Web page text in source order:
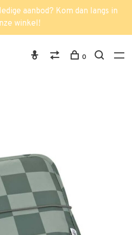
aanbod? Kom dan langs in
winkel!
0